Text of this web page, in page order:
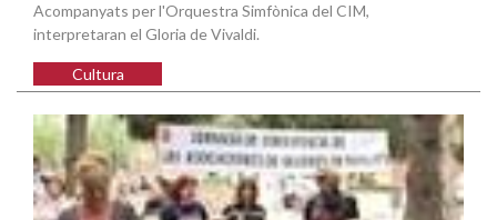
Acompanyats per l'Orquestra Simfònica del CIM,
interpretaran el Gloria de Vivaldi.
Cultura